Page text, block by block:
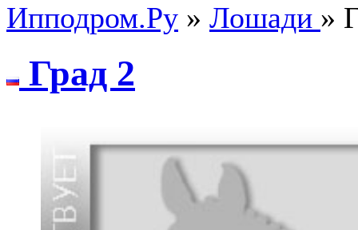
Ипподром.Ру » Лошади »
Град 2